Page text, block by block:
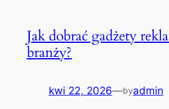
Jak dobrać gadżety
branży?
kwi 22, 2026—byadmin